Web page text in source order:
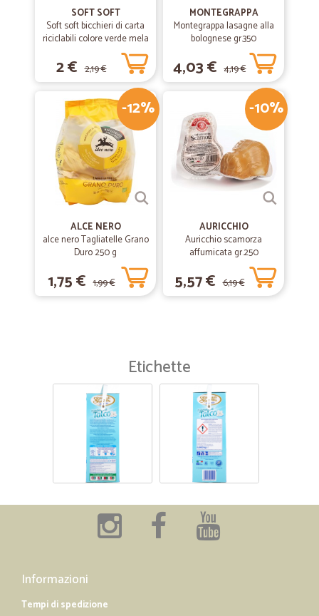
SOFT SOFT
Soft soft bicchieri di carta
riciclabili colore verde mela
2 € 2,19 €
MONTEGRAPPA
Montegrappa lasagne alla
bolognese gr.350
4,03 € 4,19 €
-12%
ALCE NERO
alce nero Tagliatelle Grano
Duro 250 g
1,75 € 1,99 €
-10%
AURICCHIO
Auricchio scamorza
affumicata gr.250
5,57 € 6,19 €
Etichette
Informazioni
Tempi di spedizione